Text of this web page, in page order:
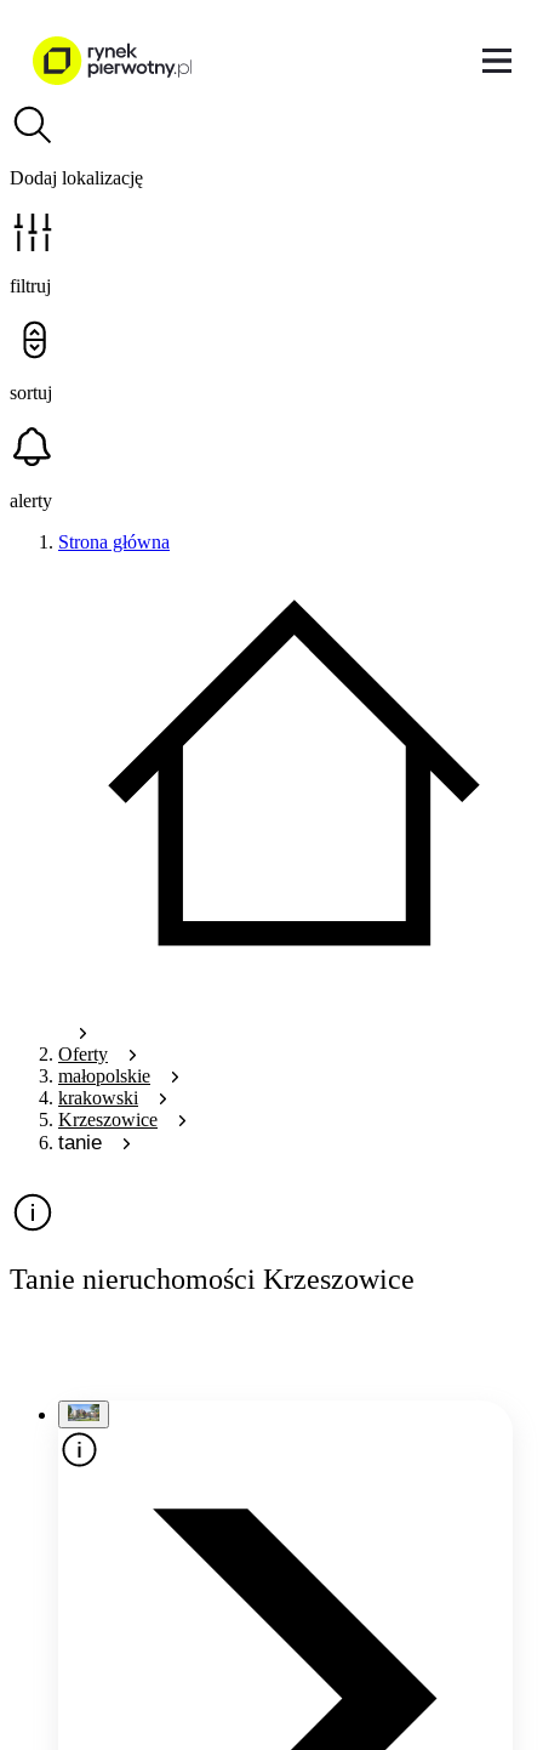
Dodaj lokalizację
filtruj
sortuj
alerty
Strona główna
Oferty
małopolskie
krakowski
Krzeszowice
tanie
Tanie nieruchomości Krzeszowice